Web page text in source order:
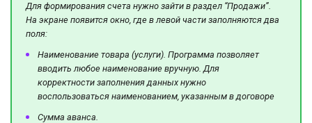
Для формирования счета нужно зайти в раздел “Продажи”.
На экране появится окно, где в левой части заполняются два
поля:
Наименование товара (услуги). Программа позволяет
вводить любое наименование вручную. Для
корректности заполнения данных нужно
воспользоваться наименованием, указанным в договоре
Сумма аванса.